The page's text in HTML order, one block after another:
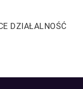
DZIAŁALNOŚĆ